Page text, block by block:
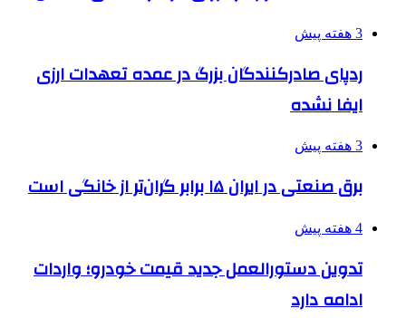
3 هفته پیش
ردپای صادرکنندگان بزرگ در عمده تعهدات ارزی
ایفا نشده
3 هفته پیش
برق صنعتی در ایران ۱۵ برابر گران‌تر از خانگی است
4 هفته پیش
تدوین دستورالعمل جدید قیمت خودرو؛ واردات
ادامه دارد